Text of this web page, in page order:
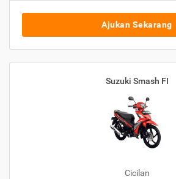
Ajukan Sekarang
Suzuki Smash FI
Cicilan